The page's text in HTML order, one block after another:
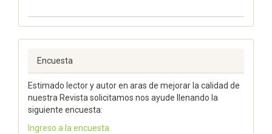
Encuesta
Estimado lector y autor en aras de mejorar la calidad de
nuestra Revista solicitamos nos ayude llenando la
siguiente encuesta:
Ingreso a la encuesta